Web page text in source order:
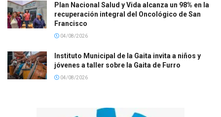
Plan Nacional Salud y Vida alcanza un 98% en la
recuperación integral del Oncológico de San
Francisco
04/08/2026
Instituto Municipal de la Gaita invita a niños y
jóvenes a taller sobre la Gaita de Furro
04/08/2026